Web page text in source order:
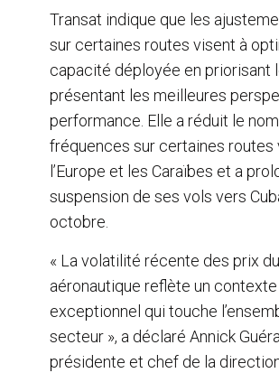
Transat indique que les
sur certaines routes visent à
capacité déployée en priorisant
présentant les meilleures
performance. Elle a réduit le
fréquences sur certaines routes
l’Europe et les Caraïbes et a
suspension de ses vols vers
octobre.
« La volatilité récente des prix
aéronautique reflète un contexte
exceptionnel qui touche
secteur », a déclaré Annick
présidente et chef de la